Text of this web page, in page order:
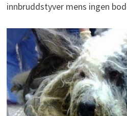
innbruddstyver mens ingen